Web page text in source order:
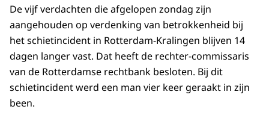
De vijf verdachten die afgelopen zondag zijn
aangehouden op verdenking van betrokkenheid bij
het schietincident in Rotterdam-Kralingen blijven 14
dagen langer vast. Dat heeft de rechter-commissaris
van de Rotterdamse rechtbank besloten. Bij dit
schietincident werd een man vier keer geraakt in zijn
been.